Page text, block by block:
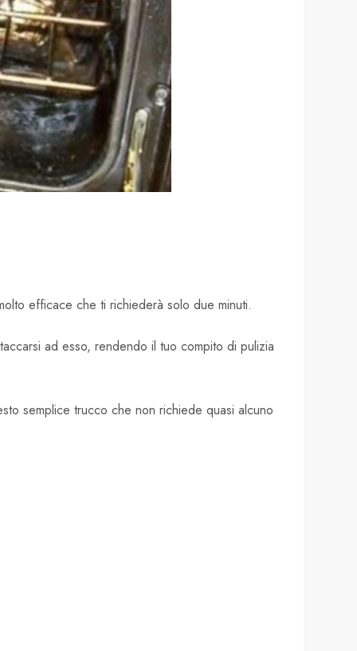
efficace che ti richiederà solo due minuti.
ad esso, rendendo il tuo compito di pulizia
semplice trucco che non richiede quasi alcuno